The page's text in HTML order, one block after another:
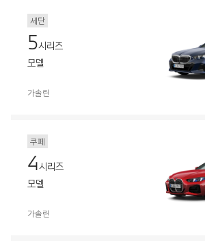
세단
5시리즈
모델
가솔린
쿠페
4시리즈
모델
가솔린